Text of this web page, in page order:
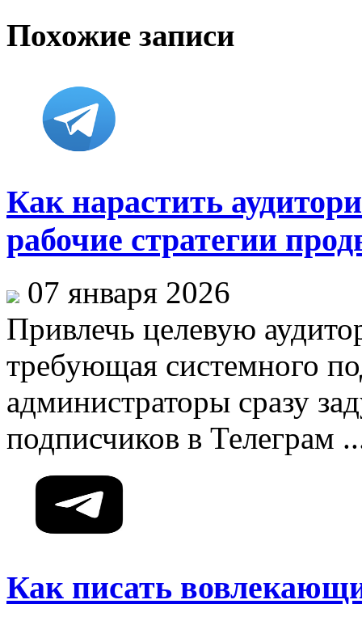
Похожие записи
Как нарастить
рабочие стратегии
07 января 2026
Привлечь целевую
требующая системного
администраторы сразу
подписчиков в Телеграм
Как писать